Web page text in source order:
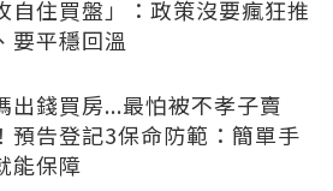
自住買盤」：政策沒要瘋狂推
要平穩回溫
出錢買房...最怕被不孝子賣
預告登記3保命防範：簡單手
能保障